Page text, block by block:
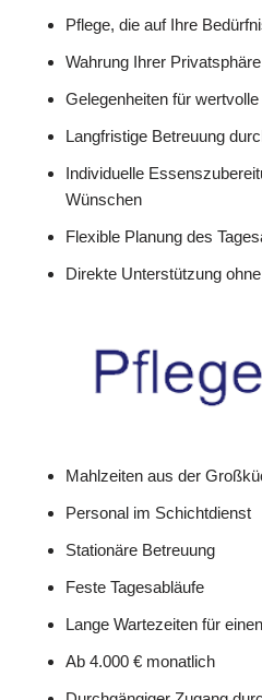
Pflege, die auf Ihre
Wahrung Ihrer Privatsphäre
Gelegenheiten für
Langfristige Betreuung
Individuelle
Wünschen
Flexible Planung des
Direkte Unterstützung
Mahlzeiten aus der
Personal im Schichtdienst
Stationäre Betreuung
Feste Tagesabläufe
Lange Wartezeiten für
Ab 4.000 € monatlich